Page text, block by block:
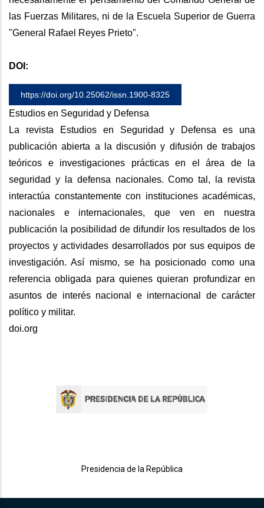
las Fuerzas Militares, ni de la Escuela Superior de Guerra
"General Rafael Reyes Prieto".
DOI:
https://doi.org/10.25062/issn.1900-8325
Estudios en Seguridad y Defensa
La revista Estudios en Seguridad y Defensa es una
publicación abierta a la discusión y difusión de trabajos
teóricos e investigaciones prácticas en el área de la
seguridad y la defensa nacionales. Como tal, la revista
interactúa constantemente con instituciones académicas,
nacionales e internacionales, que ven en nuestra
publicación la posibilidad de difundir los resultados de los
proyectos y actividades desarrollados por sus equipos de
investigación. Así mismo, se ha posicionado como una
referencia obligada para quienes quieran profundizar en
asuntos de interés nacional e internacional de carácter
político y militar.
doi.org
Presidencia de la República